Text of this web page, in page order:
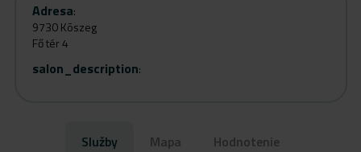
Adresa:
9730 Kõszeg
Fő tér 4
salon_description:
Služby Mapa Hodnotenie